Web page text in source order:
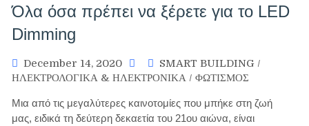
Όλα όσα πρέπει να ξέρετε για το LED
Dimming
December 14, 2020 SMART BUILDING /
ΗΛΕΚΤΡΟΛΟΓΙΚΑ & ΗΛΕΚΤΡΟΝΙΚΑ / ΦΩΤΙΣΜΟΣ
Μια από τις μεγαλύτερες καινοτομίες που μπήκε στη ζωή
μας, ειδικά τη δεύτερη δεκαετία του 21ου αιώνα, είναι